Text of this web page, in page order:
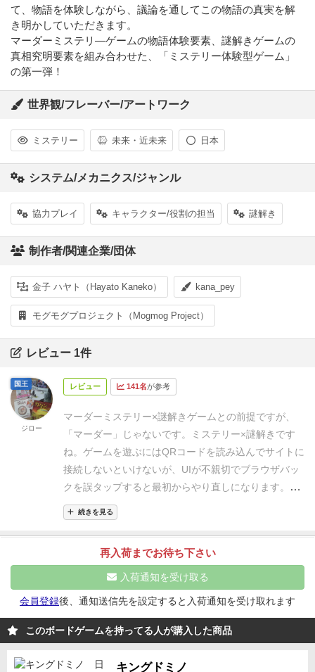
て、物語を体験しながら、議論を通してこの物語の真実を解
き明かしていただきます。
マーダーミステリ―ゲームの物語体験要素、謎解きゲームの
真相究明要素を組み合わせた、「ミステリー体験型ゲーム」
の第一弾！
世界観/フレーバー/アートワーク
ミステリー 未来・近未来 日本
システム/メカニクス/ジャンル
協力プレイ キャラクター/役割の担当 謎解き
制作者/関連企業/団体
金子 ハヤト（Hayato Kaneko） kana_pey
モグモグプロジェクト（Mogmog Project）
レビュー 1件
レビュー 141名が参考
マーダーミステリー×謎解きゲームとの前提ですが、
「マーダー」じゃないです。ミステリー×謎解きです
ね。 ゲームを遊ぶにはQRコードを読み込んでサイトに
接続しないといけないが、UIが不親切でブラウザバッ
クを誤タップすると最初からやり直しになります。謎
は解けるが次に何をしないといけないかの説明がほぼ
無く、謎を見つけるのに苦労する。登場人物になりき
ろうにも、各登場人物の設定や個性が作品に必須と感
じない。作品として不親切かつ荒く感じる。正直、価
格に見合ったクオリティとは言えないと感じました。
続きを見る
国王
ジロー
再入荷までお待ち下さい
入荷通知を受け取る
会員登録後、通知送信先を設定すると入荷通知を受け取れます
このボードゲームを持ってる人が購入した商品
キングドミノ